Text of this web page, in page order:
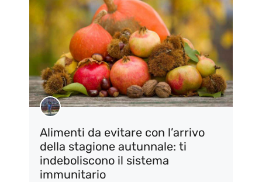
Alimenti da evitare con l’arrivo
della stagione autunnale: ti
indeboliscono il sistema
immunitario